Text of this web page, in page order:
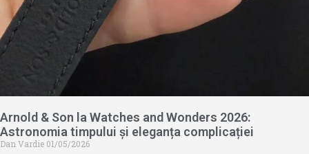
Arnold & Son la Watches and Wonders 2026:
Astronomia timpului și eleganța complicației
Dan Vardie 01/05/2026